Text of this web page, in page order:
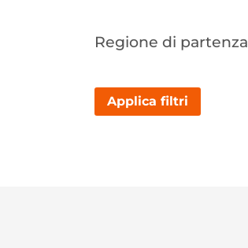
Regione di partenza
Applica filtri